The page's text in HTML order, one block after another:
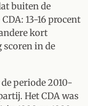
buiten de
13-16 procent
kort
scoren in de
periode 2010-
Het CDA was